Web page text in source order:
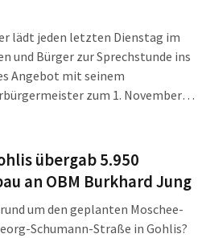
lädt jeden letzten Dienstag im
und Bürger zur Sprechstunde ins
Angebot mit seinem
zum 1. November
übergab 5.950
an OBM Burkhard Jung
um den geplanten Moschee-
Schumann-Straße in Gohlis?